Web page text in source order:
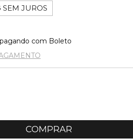
SEM JUROS
pagando com Boleto